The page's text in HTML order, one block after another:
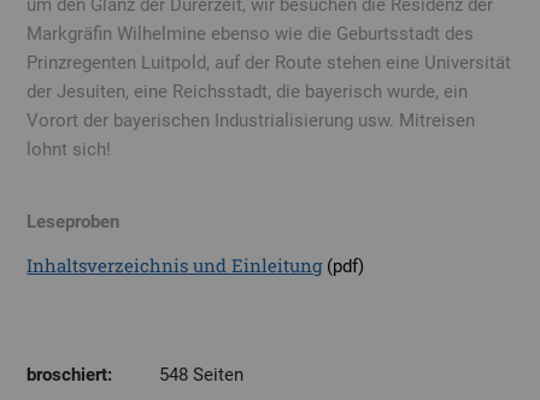
um den Glanz der Dürerzeit, wir besuchen die Residenz der
Markgräfin Wilhelmine ebenso wie die Geburtsstadt des
Prinzregenten Luitpold, auf der Route stehen eine Universität
der Jesuiten, eine Reichsstadt, die bayerisch wurde, ein
Vorort der bayerischen Industrialisierung usw. Mitreisen
lohnt sich!
Leseproben
Inhaltsverzeichnis und Einleitung(pdf)
broschiert:
548 Seiten